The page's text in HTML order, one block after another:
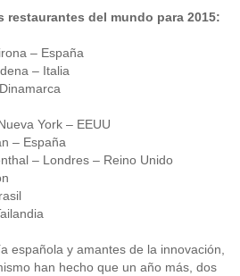
restaurantes del mundo para 2015:
– España
– Italia
York – EEUU
– España
– Londres – Reino Unido
española y amantes de la innovación,
han hecho que un año más, dos